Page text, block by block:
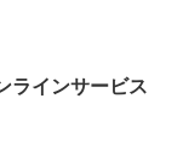
ラインサービス